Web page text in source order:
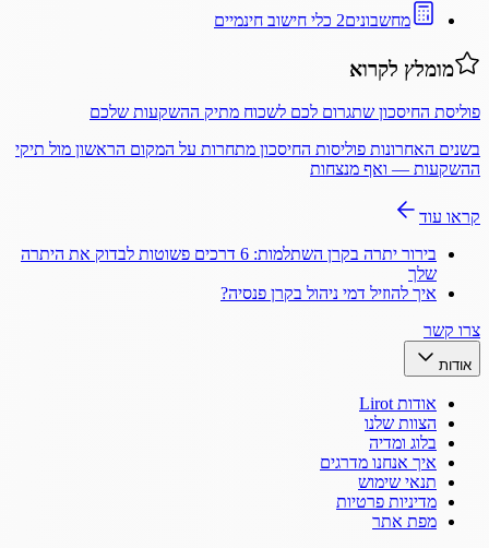
מחשבונים2 כלי חישוב חינמיים
מומלץ לקרוא
פוליסת החיסכון שתגרום לכם לשכוח מתיק ההשקעות שלכם
בשנים האחרונות פוליסות החיסכון מתחרות על המקום הראשון מול תיקי
ההשקעות — ואף מנצחות
קראו עוד
בירור יתרה בקרן השתלמות: 6 דרכים פשוטות לבדוק את היתרה
שלך
איך להוזיל דמי ניהול בקרן פנסיה?
צרו קשר
אודות
אודות Lirot
הצוות שלנו
בלוג ומדיה
איך אנחנו מדרגים
תנאי שימוש
מדיניות פרטיות
מפת אתר